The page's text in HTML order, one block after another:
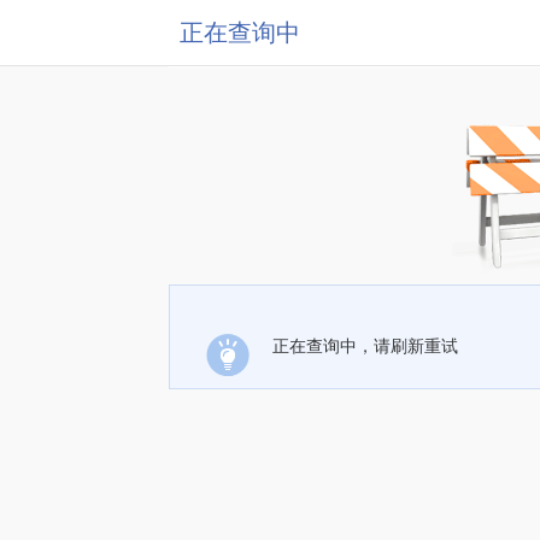
正在查询中
正在查询中，请刷新重试